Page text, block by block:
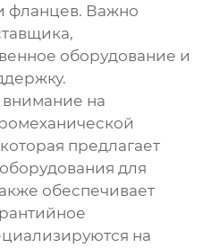
фланцев. Важно
оборудование и
на
предлагает
для
обеспечивает
на